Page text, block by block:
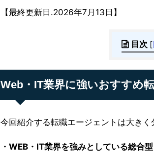
【最終更新日.2026年7月13日】
目次 [
Web・IT業界に強いおすすめ
今回紹介する転職エージェントは大きく
・WEB・IT業界を強みとしている総合型